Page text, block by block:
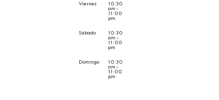
Viernes 10:30
am -
11:00
pm
Sábado 10:30
am -
11:00
pm
Domingo 10:30
am -
11:00
pm